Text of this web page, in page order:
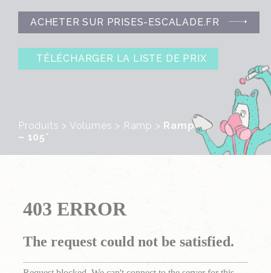
ACHETER SUR PRISES-ESCALADE.FR
TÉLÉCHARGER LA LISTE DE PRIX
Produits > Volumes > Ramp > Ramp L4
– 105°